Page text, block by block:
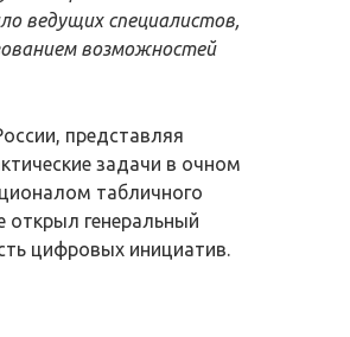
ведущих специалистов,
возможностей
представляя
задачи в очном
табличного
открыл генеральный
цифровых инициатив.